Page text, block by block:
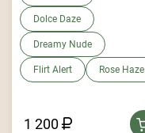
Dolce Daze
Dreamy Nude
Flirt Alert Rose Haze
1 200